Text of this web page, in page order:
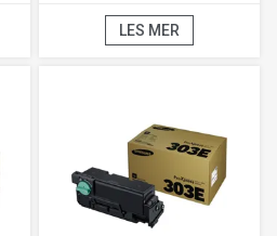
LES MER